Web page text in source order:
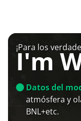
¡Para los
I'm
Datos del
atmósfera y
BNL+etc.